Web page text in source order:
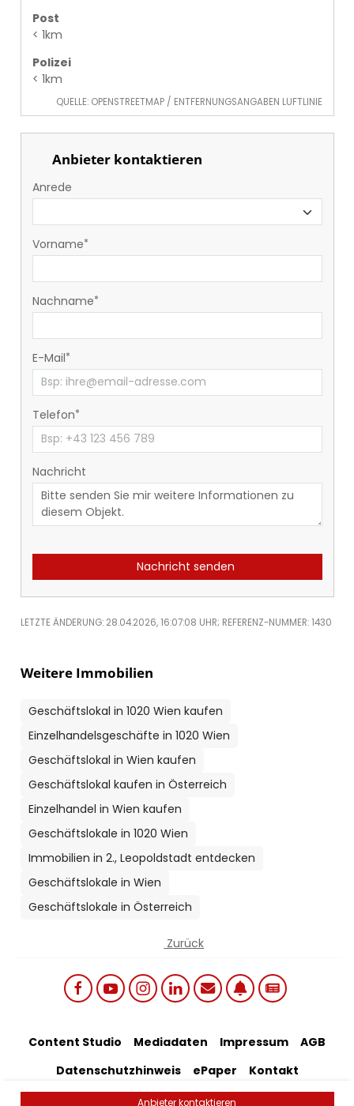
Post
< 1km
Polizei
< 1km
QUELLE: OPENSTREETMAP / ENTFERNUNGSANGABEN LUFTLINIE
Anbieter kontaktieren
Anrede
Vorname
Nachname
E-Mail
Telefon
Nachricht
Nachricht senden
Anbieter kontaktieren
LETZTE ÄNDERUNG: 28.04.2026, 16:07:08 UHR; REFERENZ-NUMMER: 1430
Weitere Immobilien
Geschäftslokal in 1020 Wien kaufen
Einzelhandelsgeschäfte in 1020 Wien
Geschäftslokal in Wien kaufen
Geschäftslokal kaufen in Österreich
Einzelhandel in Wien kaufen
Geschäftslokale in 1020 Wien
Immobilien in 2., Leopoldstadt entdecken
Geschäftslokale in Wien
Geschäftslokale in Österreich
Zurück
Social links menu
Footer Bottom Menu
Content Studio Mediadaten Impressum
AGB
Datenschutzhinweis
ePaper
Kontakt
Artikel-Feedback